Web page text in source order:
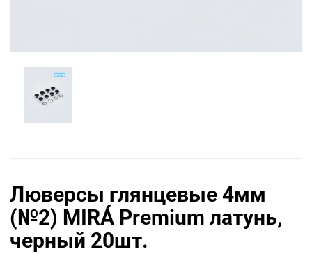
Люверсы глянцевые 4мм
(№2) MIRÁ Premium латунь,
черный 20шт.